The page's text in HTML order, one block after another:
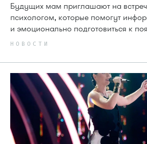
Будущих мам приглашают на
психологом, которые помогут
и эмоционально подготовиться к
НОВОСТИ